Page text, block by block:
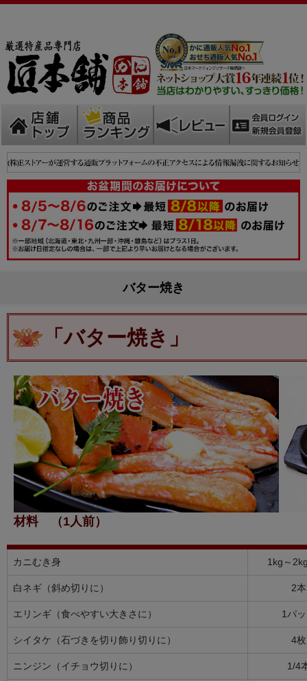
バター焼き
「バター焼き」
材料 （1人前）
カニむき身 1kg～
白ネギ（斜め切りに） 2本
エリンギ（食べやすい大きさに） 1パ
シイタケ（石づきを切り飾り切りに） 4枚
ニンジン（イチョウ切りに） 1/4